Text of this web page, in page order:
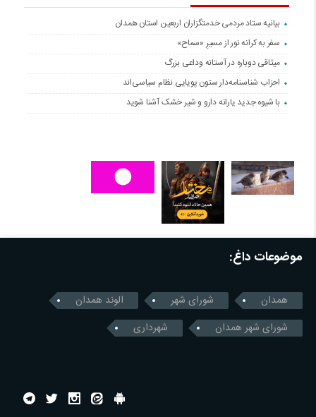
بیانیه ستاد مردمی خدمتگزاران اربعین استان همدان
سفر به کرانه‌ نور از مسیرِ «سماح»
میثاقی دوباره در آستانه‌ وداعی بزرگ
احزاب شناسنامه‌دار ستون پویایی نظام سیاسی‌اند
با شیوه جدید یارانه دارو و شیر خشک آشنا شوید
موضوعات داغ:
همدان شورای شهر
الوند همدان
شورای شهر همدان
شهرداری